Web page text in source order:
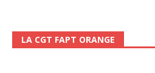
LA CGT FAPT ORANGE